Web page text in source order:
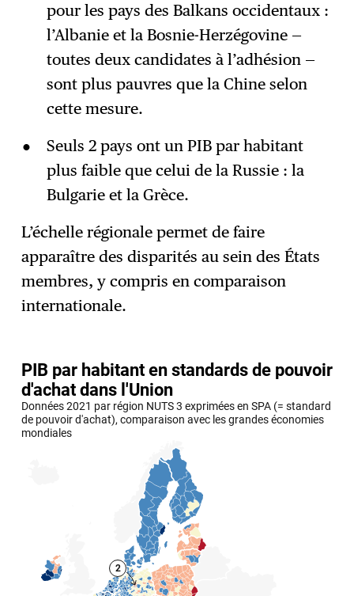
pour les pays des Balkans occidentaux :
l’Albanie et la Bosnie-Herzégovine —
toutes deux candidates à l’adhésion —
sont plus pauvres que la Chine selon
cette mesure.
Seuls 2 pays ont un PIB par habitant
plus faible que celui de la Russie : la
Bulgarie et la Grèce.
L’échelle régionale permet de faire
apparaître des disparités au sein des États
membres, y compris en comparaison
internationale.